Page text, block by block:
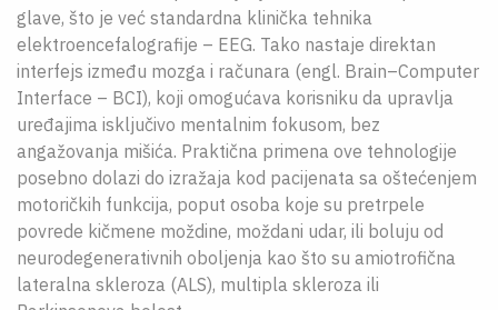
glave, što je već standardna klinička tehnika
elektroencefalografije – EEG. Tako nastaje direktan
interfejs između mozga i računara (engl. Brain–Computer
Interface – BCI), koji omogućava korisniku da upravlja
uređajima isključivo mentalnim fokusom, bez
angažovanja mišića. Praktična primena ove tehnologije
posebno dolazi do izražaja kod pacijenata sa oštećenjem
motoričkih funkcija, poput osoba koje su pretrpele
povrede kičmene moždine, moždani udar, ili boluju od
neurodegenerativnih oboljenja kao što su amiotrofična
lateralna skleroza (ALS), multipla skleroza ili